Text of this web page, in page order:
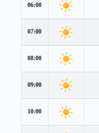
06:00
07:00
08:00
09:00
10:00